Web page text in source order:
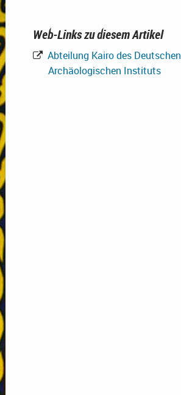
Web-Links zu diesem Artikel
Abteilung Kairo des Deutschen
Archäologischen Instituts